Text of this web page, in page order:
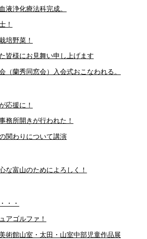
液浄化療法科完成。
！
培野菜！
皆様にお見舞い申し上げます
（蘭秀同窓会）入会式おこなわれる。
応援に！
務所開きが行われた！
関わりについて講演
な富山のためによろしく！
・・
アゴルファ！
術館山室・太田・山室中部児童作品展